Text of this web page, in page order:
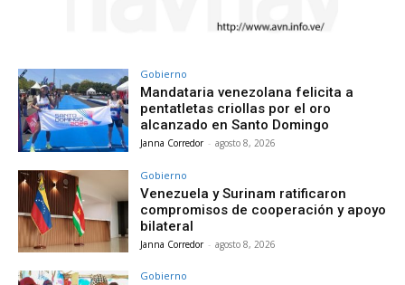
Gobierno
Mandataria venezolana felicita a
pentatletas criollas por el oro
alcanzado en Santo Domingo
Janna Corredor - agosto 8, 2026
Gobierno
Venezuela y Surinam ratificaron
compromisos de cooperación y apoyo
bilateral
Janna Corredor - agosto 8, 2026
Gobierno